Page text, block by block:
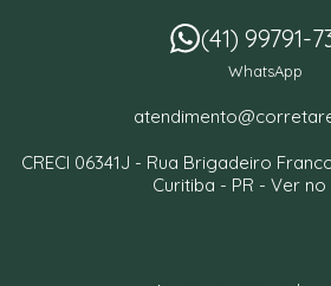
(41) 99791-
WhatsApp
CRECI 06341J - Rua Brigadeiro
Curitiba - PR - Ver no